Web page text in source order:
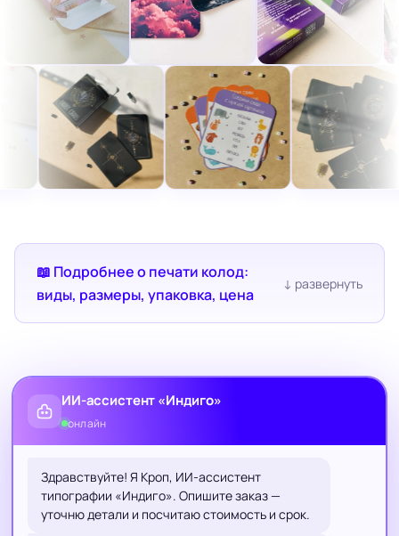
📖 Подробнее о печати колод:
виды, размеры, упаковка, цена
ИИ-ассистент «Индиго»
онлайн
Здравствуйте! Я Кроп, ИИ-ассистент
типографии «Индиго». Опишите заказ —
уточню детали и посчитаю стоимость и срок.